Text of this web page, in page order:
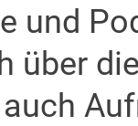
und
über